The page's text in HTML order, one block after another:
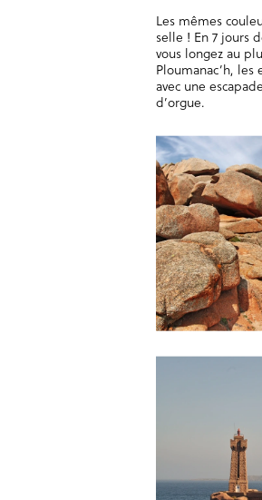
Les mêmes
selle ! En 7 jours
vous longez au
Ploumanac’h,
avec une
d’orgue.